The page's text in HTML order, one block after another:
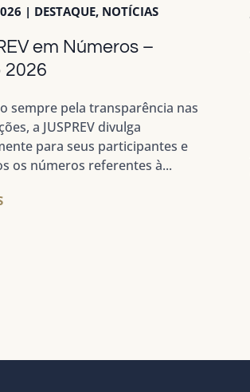
em Números –
2026
| DESTAQUE, NOTÍCIAS
sempre pela transparência nas
a JUSPREV divulga
para seus participantes e
os números referentes à...